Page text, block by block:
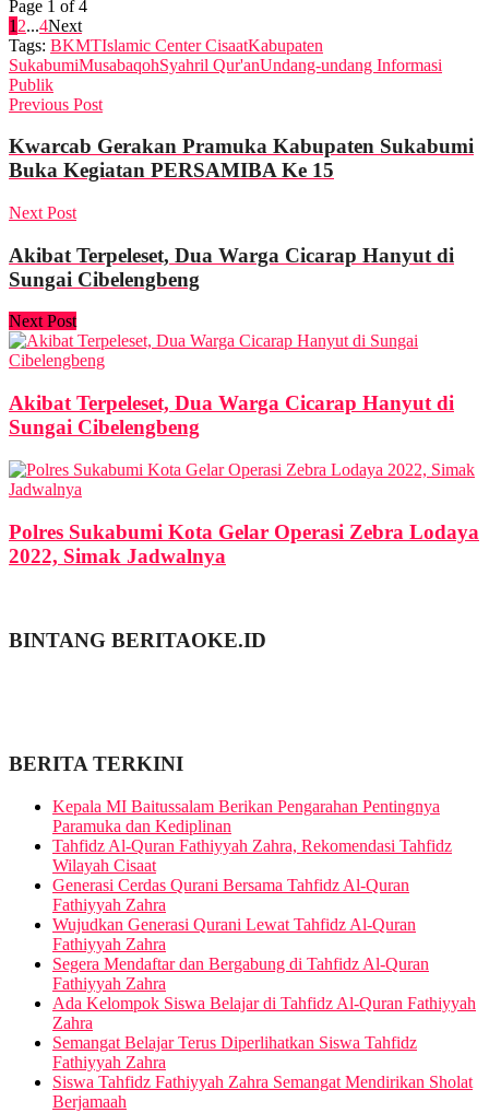
Page 1 of 4
1 2...4Next
Tags: BKMTIslamic Center CisaatKabupaten
SukabumiMusabaqohSyahril Qur'anUndang-undang Informasi
Publik
Previous Post
Kwarcab Gerakan Pramuka Kabupaten Sukabumi
Buka Kegiatan PERSAMIBA Ke 15
Next Post
Akibat Terpeleset, Dua Warga Cicarap Hanyut di
Sungai Cibelengbeng
Next Post
Akibat Terpeleset, Dua Warga Cicarap Hanyut di
Sungai Cibelengbeng
Polres Sukabumi Kota Gelar Operasi Zebra Lodaya
2022, Simak Jadwalnya
BINTANG BERITAOKE.ID
BERITA TERKINI
Kepala MI Baitussalam Berikan Pengarahan Pentingnya
Paramuka dan Kediplinan
Tahfidz Al-Quran Fathiyyah Zahra, Rekomendasi Tahfidz
Wilayah Cisaat
Generasi Cerdas Qurani Bersama Tahfidz Al-Quran
Fathiyyah Zahra
Wujudkan Generasi Qurani Lewat Tahfidz Al-Quran
Fathiyyah Zahra
Segera Mendaftar dan Bergabung di Tahfidz Al-Quran
Fathiyyah Zahra
Ada Kelompok Siswa Belajar di Tahfidz Al-Quran Fathiyyah
Zahra
Semangat Belajar Terus Diperlihatkan Siswa Tahfidz
Fathiyyah Zahra
Siswa Tahfidz Fathiyyah Zahra Semangat Mendirikan Sholat
Berjamaah